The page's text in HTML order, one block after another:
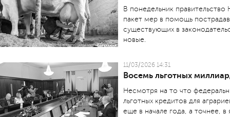
В понедельник
пакет мер в помощь
существующих в
новые.
11/03/2026 14:31
Восемь льготных
Несмотря на то что
льготных кредитов для
еще в начале года, а точнее, в